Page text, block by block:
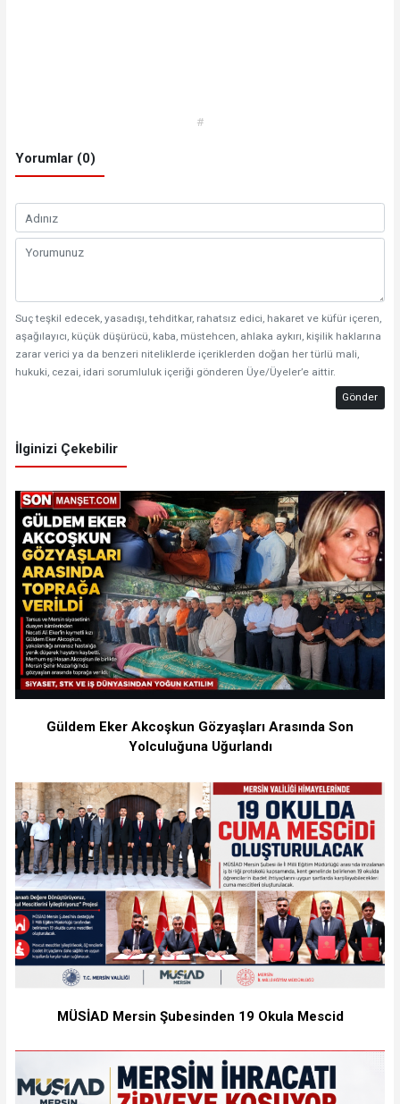
#
Yorumlar (0)
Suç teşkil edecek, yasadışı, tehditkar, rahatsız edici, hakaret ve küfür içeren,
aşağılayıcı, küçük düşürücü, kaba, müstehcen, ahlaka aykırı, kişilik haklarına
zarar verici ya da benzeri niteliklerde içeriklerden doğan her türlü mali,
hukuki, cezai, idari sorumluluk içeriği gönderen Üye/Üyeler’e aittir.
Gönder
İlginizi Çekebilir
Güldem Eker Akcoşkun Gözyaşları Arasında Son
Yolculuğuna Uğurlandı
MÜSİAD Mersin Şubesinden 19 Okula Mescid